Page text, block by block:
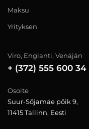
Maksu
Yrityksen
Viro, Englanti, Venäjän
+ (372) 555 600 34
Osoite
Suur-Sõjamäe põik 9,
11415 Tallinn, Eesti